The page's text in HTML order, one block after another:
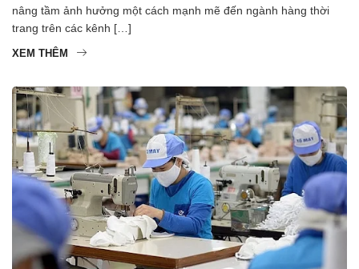
nâng tầm ảnh hưởng một cách mạnh mẽ đến ngành hàng thời
trang trên các kênh […]
XEM THÊM